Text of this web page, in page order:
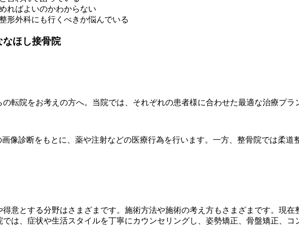
ればよいのかわからない
形外科にも行くべきか悩んでいる
ほし接骨院
転院をお考えの方へ。当院では、それぞれの患者様に合わせた最適な治療プラ
像診断をもとに、薬や注射などの医療行為を行います。一方、整骨院では柔
意とする分野はさまざまです。施術方法や施術の考え方もさまざまです。現
は、症状や生活スタイルを丁寧にカウンセリングし、姿勢矯正、骨盤矯正、